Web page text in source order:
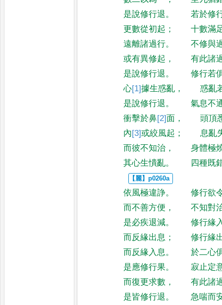
是說修行退。
若於修
更數從初起 ；
十數滿
遠離諸過行。
不修與
或有異修起 ，
有此諸
是說修行退。
修行若
心[1]據生惑亂 ，
惑亂
是說修行退。
氣息不
衝擊於鼻[2] 面 ，
頭頂
內[3]或絞風起 ；
息亂
而彼不知治 ，
身體極
其心生憒亂。 四種既
依風極違諍。
修行欲
而不善方便 ，
不知對
是必疾退減。
修行緣
而反緣出息 ；
修行緣
而反緣入息。
於二心
是應修行果。
寂止定
而復更求數 ，
有此諸
是皆修行退。
急喘而